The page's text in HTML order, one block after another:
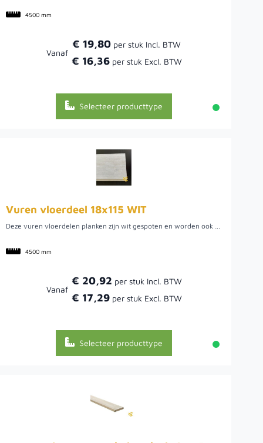
4500 mm
Vanaf
€ 19,80
€ 16,36
Selecteer producttype
Vuren vloerdeel 18x115 WIT
Deze vuren vloerdelen planken zijn wit gespoten en worden ook wel 'dakbeschot planken' genoemd. Dit vuren rabat heeft een geïmpregneerd onderlaag voor een langere levensduur en is vervolgens twee keer wit gespoten. De werkende breedte is 115 millimeter. Dit is de berekeningsmaat. Een voordeel van deze planken is dat ze wit gespoten zijn en niet gedompeld. Gedompeld hout laat na verloop van tijd de originele kleur doorschemeren omdat die techniek maar een dunne laag aanbrengt. Er zitten relatief weinig kwasten en noesten in de vloerdelen, waardoor zeer geschikt voor bijvoorbeeld dakbeschot. Maar ook geschikt voor een schutting of om wanden voor een overkapping van te maken. In dat geval kunnen deze witte vloerdelen zowel horizontaal als verticaal worden toegepast.
4500 mm
Vanaf
€ 20,92
€ 17,29
Selecteer producttype